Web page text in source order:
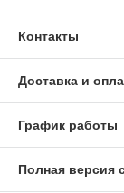
Контакты
Доставка и
График работы
Полная версия